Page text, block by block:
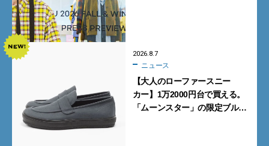
2026.8.7
ニュース
【大人のローファースニー
カー】1万2000円台で買える。
「ムーンスター」の限定ブルー